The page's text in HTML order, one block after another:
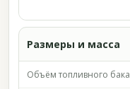
Размеры и масса
Объём топливного бака